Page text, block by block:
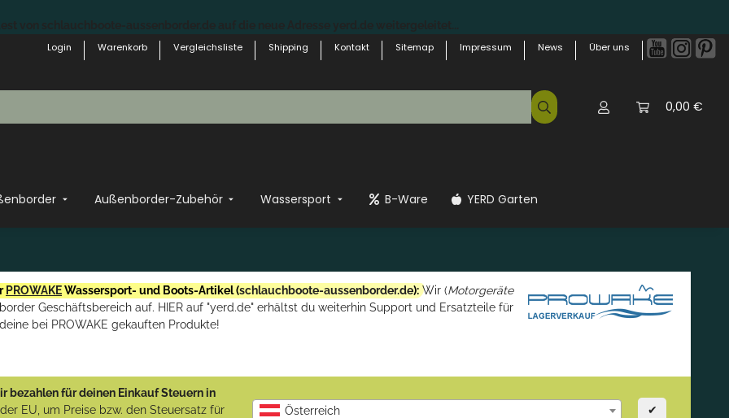
Login
Warenkorb Vergleichsliste Shipping Kontakt Sitemap Impressum News Über uns
0,00 €
Außenborder-Zubehör Wassersport B-Ware YERD Garten
PROWAKEWassersport- und Boots-Artikel (schlauchboote-aussenborder.de): Wir (Motorgeräte
Geschäftsbereich auf. HIER auf "yerd.de" erhältst du weiterhin Support und Ersatzteile für
deine bei PROWAKE gekauften Produkte!
bezahlen für deinen Einkauf Steuern in
EU, um Preise bzw. den Steuersatz für
Österreich ✔